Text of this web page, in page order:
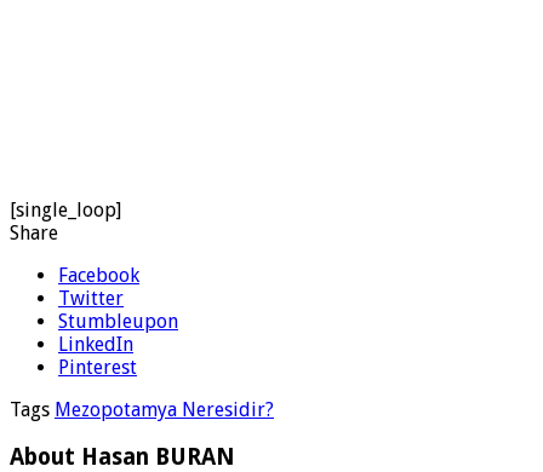
[single_loop]
Share
Facebook
Twitter
Stumbleupon
LinkedIn
Pinterest
Tags Mezopotamya Neresidir?
About Hasan BURAN